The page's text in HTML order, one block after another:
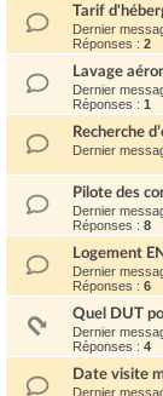
Tarif
Dernier
Réponses : 2
Lavage
Dernier
Réponses : 1
Recherche
Dernier
Pilote des
Dernier
Réponses : 8
Logement
Dernier
Réponses : 6
Quel DUT
Dernier
Réponses : 4
Date visite
Dernier